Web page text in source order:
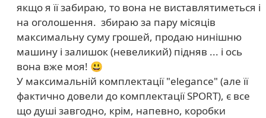
якщо я її забираю, то вона не виставлятиметься і
на оголошення. збираю за пару місяців
максимальну суму грошей, продаю нинішню
машину і залишок (невеликий) підняв ... і ось
вона вже моя! 😃
У максимальній комплектації "elegance" (але її
фактично довели до комплектації SPORT), є все
що душі завгодно, крім, напевно, коробки